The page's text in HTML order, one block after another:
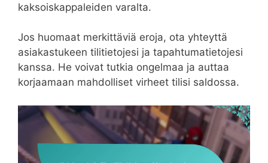
kaksoiskappaleiden varalta.
Jos huomaat merkittäviä eroja, ota yhteyttä
asiakastukeen tilitietojesi ja tapahtumatietojesi
kanssa. He voivat tutkia ongelmaa ja auttaa
korjaamaan mahdolliset virheet tilisi saldossa.